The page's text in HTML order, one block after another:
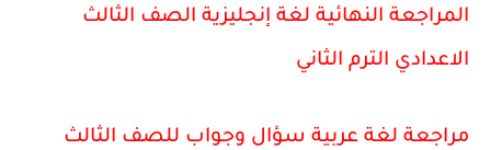
المراجعة النهائية لغة إنجليزية الصف الثالث
الاعدادي الترم الثاني
مراجعة لغة عربية سؤال وجواب للصف الثالث